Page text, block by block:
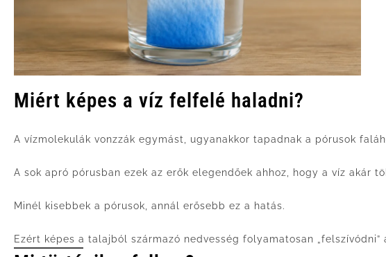
Miért képes a víz felfelé haladni?
A vízmolekulák vonzzák egymást, ugyanakkor tapadnak a pórusok
A sok apró pórusban ezek az erők elegendőek ahhoz, hogy a víz akár
Minél kisebbek a pórusok, annál erősebb ez a hatás.
Ezért képes a talajból származó nedvesség folyamatosan „felszívódni”